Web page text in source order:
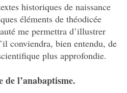
historiques de naissance
éléments de théodicée
me permettra d’illustrer
conviendra, bien entendu, de
plus approfondie.
de l’anabaptisme.